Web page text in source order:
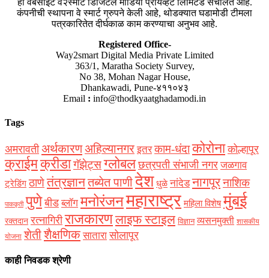
ही वेबसाइट वे२स्मार्ट डिजिटल मीडिया प्रायव्हेट लिमिटेड संचलित आहे.
कंपनीची स्थापना वे स्मार्ट ग्रुपने केली आहे, थोडक्यात घडामोडी टीमला
पत्रकारितेत दीर्घकाळ काम करण्याचा अनुभव आहे.
Registered Office-
Way2smart Digital Media Private Limited
363/1, Maratha Society Survey,
No 38, Mohan Nagar House,
Dhankawadi, Pune-४११०४३
Email : info@thodkyaatghadamodi.in
Tags
अमरावती अर्थकारणअहिल्यानगर इतर काम-धंदाकोरोना कोल्हापूर
क्राईमक्रीडागॅझेट्सग्लोबल छत्रपती संभाजी नगर जळगाव
ट्रेडिंग ठाणेतंत्रज्ञानतब्येत पाणीदेश धुळे नांदेड नागपूरनाशिक
पाककृती पुणे बीड ब्लॉग मनोरंजनमहाराष्ट्र महिला विशेष मुंबई
रक्‍तदान रत्नागिरी राजकारणलाइफ स्टाइल विज्ञान व्यसनमुक्ती शासकीय
योजना शेतीशैक्षणिक सातारा सोलापूर
काही निवडक श्रेणी